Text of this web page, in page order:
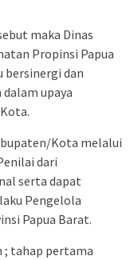
maka Dinas
Propinsi Papua
bersinergi dan
upaya
Kota melalui
dari
serta dapat
Pengelola
Papua Barat.
; tahap pertama